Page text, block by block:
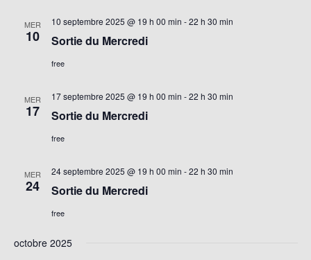
MER
10
10 septembre 2025 @ 19 h 00 min -22 h 30 min
Sortie du Mercredi
free
MER
17
17 septembre 2025 @ 19 h 00 min -22 h 30 min
Sortie du Mercredi
free
MER
24
24 septembre 2025 @ 19 h 00 min -22 h 30 min
Sortie du Mercredi
free
octobre 2025